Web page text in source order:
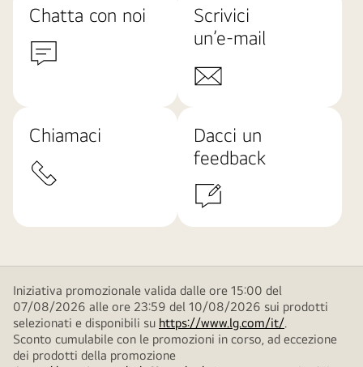
Chatta con noi
Scrivici
un’e-mail
Chiamaci
Dacci un
feedback
Iniziativa promozionale valida dalle ore 15:00 del
07/08/2026 alle ore 23:59 del 10/08/2026 sui prodotti
selezionati e disponibili su https://www.lg.com/it/.
Sconto cumulabile con le promozioni in corso, ad eccezione
dei prodotti della promozione